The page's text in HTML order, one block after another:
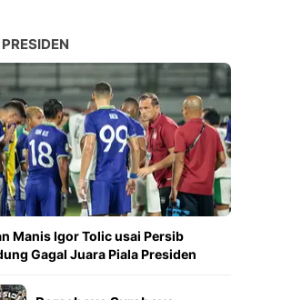
Manis Igor Tolic usai Persib
Gagal Juara Piala Presiden